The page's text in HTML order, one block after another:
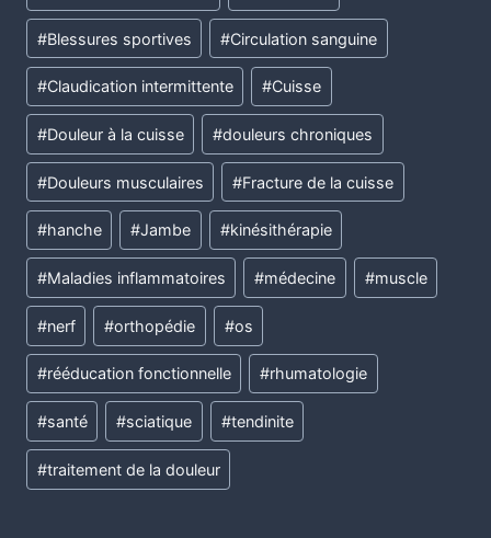
#Blessures sportives #Circulation sanguine
#Claudication intermittente #Cuisse
#Douleur à la cuisse #douleurs chroniques
#Douleurs musculaires #Fracture de la cuisse
#hanche #Jambe #kinésithérapie
#Maladies inflammatoires #médecine #muscle
#nerf #orthopédie #os
#rééducation fonctionnelle #rhumatologie
#santé #sciatique #tendinite
#traitement de la douleur